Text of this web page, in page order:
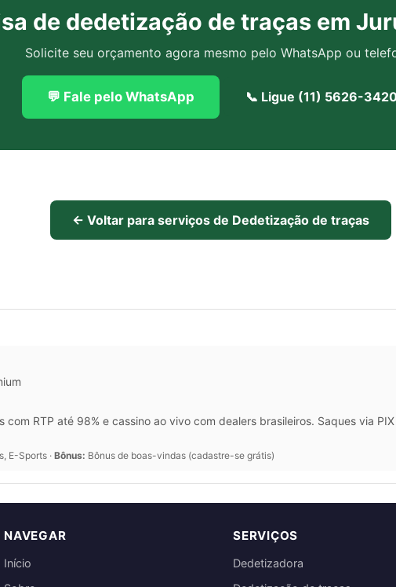
de dedetização de traças em
Solicite seu orçamento agora mesmo pelo WhatsApp ou
💬 Fale pelo WhatsApp 📞 Ligue (11) 5626-
← Voltar para serviços de Dedetização de traças
RTP até 98% e cassino ao vivo com dealers brasileiros. Saques via
E-Sports · Bônus: Bônus de boas-vindas (cadastre-se grátis)
NAVEGAR
Início
SERVIÇOS
Dedetizadora